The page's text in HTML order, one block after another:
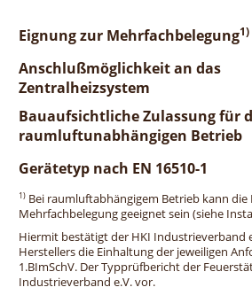
Eignung zur Mehrfachbelegung1)
Anschlußmöglichkeit an das
Zentralheizsystem
Bauaufsichtliche Zulassung für
raumluftunabhängigen Betrieb
Gerätetyp nach EN 16510-1
1) Bei raumluftabhängigem Betrieb kann die
Mehrfachbelegung geeignet sein (siehe
Hiermit bestätigt der HKI Industrieverband
Herstellers die Einhaltung der jeweiligen
1.BImSchV. Der Typprüfbericht der
Industrieverband e.V. vor.